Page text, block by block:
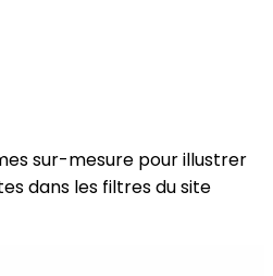
sur-mesure pour illustrer
dans les filtres du site